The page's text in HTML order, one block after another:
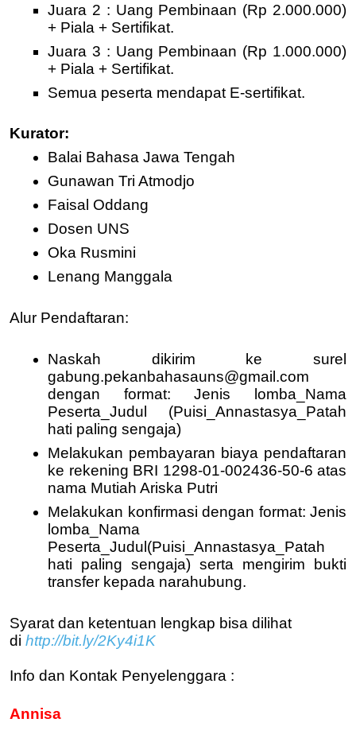
Juara 2 : Uang Pembinaan (Rp 2.000.000)
+ Piala + Sertifikat.
Juara 3 : Uang Pembinaan (Rp 1.000.000)
+ Piala + Sertifikat.
Semua peserta mendapat E-sertifikat.
Kurator:
Balai Bahasa Jawa Tengah
Gunawan Tri Atmodjo
Faisal Oddang
Dosen UNS
Oka Rusmini
Lenang Manggala
Alur Pendaftaran:
Naskah dikirim ke surel
gabung.pekanbahasauns@gmail.com
dengan format: Jenis lomba_Nama
Peserta_Judul (Puisi_Annastasya_Patah
hati paling sengaja)
Melakukan pembayaran biaya pendaftaran
ke rekening BRI 1298-01-002436-50-6 atas
nama Mutiah Ariska Putri
Melakukan konfirmasi dengan format: Jenis
lomba_Nama
Peserta_Judul(Puisi_Annastasya_Patah
hati paling sengaja) serta mengirim bukti
transfer kepada narahubung.
Syarat dan ketentuan lengkap bisa dilihat
di http://bit.ly/2Ky4i1K
Info dan Kontak Penyelenggara :
Annisa